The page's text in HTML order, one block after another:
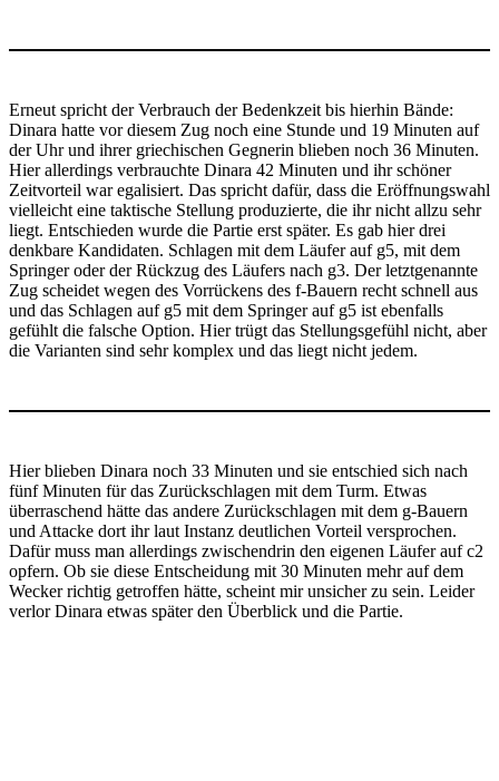
Erneut spricht der Verbrauch der Bedenkzeit bis hierhin Bände:
Dinara hatte vor diesem Zug noch eine Stunde und 19 Minuten auf
der Uhr und ihrer griechischen Gegnerin blieben noch 36 Minuten.
Hier allerdings verbrauchte Dinara 42 Minuten und ihr schöner
Zeitvorteil war egalisiert. Das spricht dafür, dass die Eröffnungswahl
vielleicht eine taktische Stellung produzierte, die ihr nicht allzu sehr
liegt. Entschieden wurde die Partie erst später. Es gab hier drei
denkbare Kandidaten. Schlagen mit dem Läufer auf g5, mit dem
Springer oder der Rückzug des Läufers nach g3. Der letztgenannte
Zug scheidet wegen des Vorrückens des f-Bauern recht schnell aus
und das Schlagen auf g5 mit dem Springer auf g5 ist ebenfalls
gefühlt die falsche Option. Hier trügt das Stellungsgefühl nicht, aber
die Varianten sind sehr komplex und das liegt nicht jedem.
Hier blieben Dinara noch 33 Minuten und sie entschied sich nach
fünf Minuten für das Zurückschlagen mit dem Turm. Etwas
überraschend hätte das andere Zurückschlagen mit dem g-Bauern
und Attacke dort ihr laut Instanz deutlichen Vorteil versprochen.
Dafür muss man allerdings zwischendrin den eigenen Läufer auf c2
opfern. Ob sie diese Entscheidung mit 30 Minuten mehr auf dem
Wecker richtig getroffen hätte, scheint mir unsicher zu sein. Leider
verlor Dinara etwas später den Überblick und die Partie.